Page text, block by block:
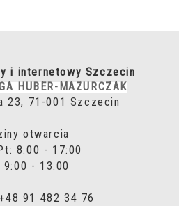
i internetowy Szczecin
HUBER-MAZURCZAK
23, 71-001 Szczecin
otwarcia
8:00 - 17:00
9:00 - 13:00
91 482 34 76